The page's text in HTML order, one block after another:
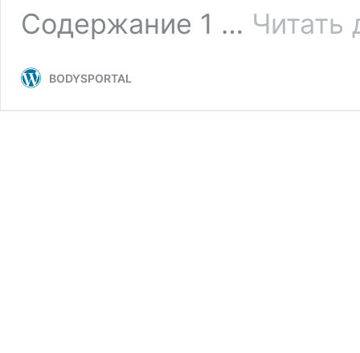
Содержание 1 … Читать
BODYSPORTAL